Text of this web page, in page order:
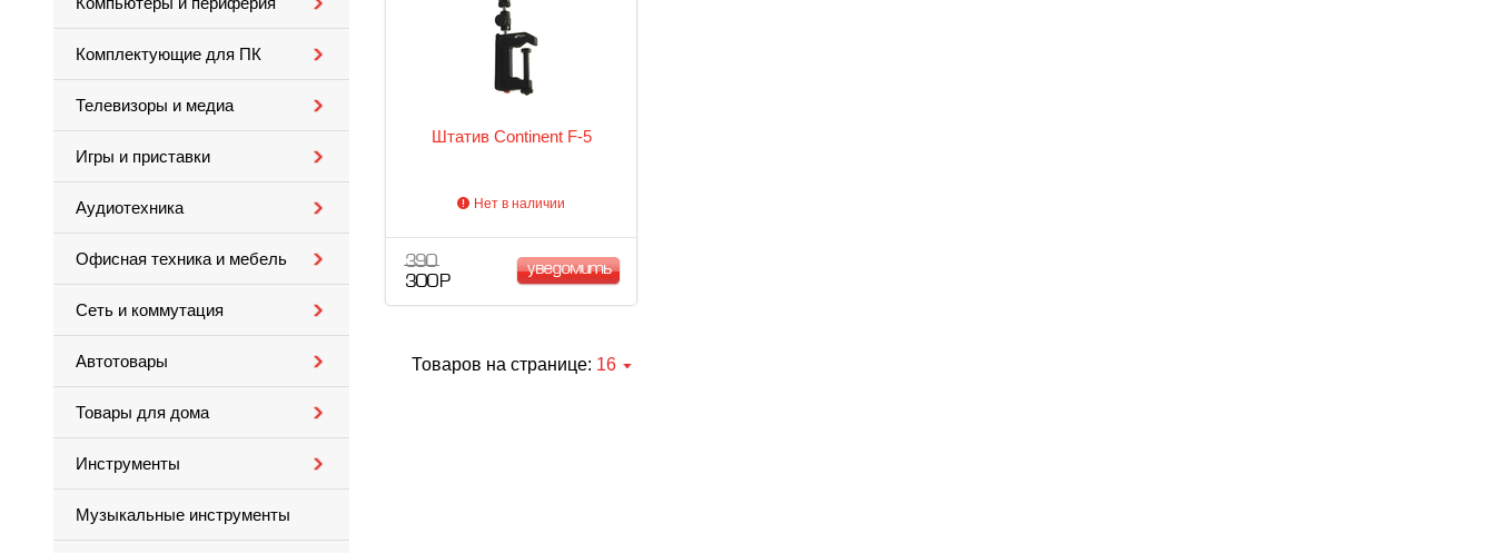
Комплектующие для ПК
Телевизоры и медиа
Игры и приставки
Аудиотехника
Офисная техника и мебель
Сеть и коммутация
Автотовары
Товары для дома
Инструменты
Музыкальные инструменты
Штатив Continent F-5
Нет в наличии
390
300 Р
уведомить
Товаров на странице: 16